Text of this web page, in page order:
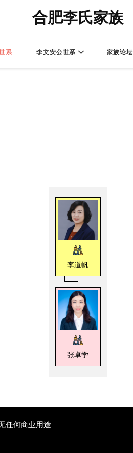
合肥李氏家族
系 李文安公世系 家族论坛
李道帆
张卓学
任何商业用途